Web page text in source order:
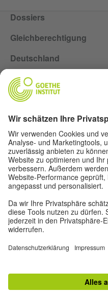
Dossiers
Gleichberechtigung
Deutschland
Impressum
Datenschutz
Nutzungsbedingungen
Privatsphäre-
Folge dem Magazin
Andere Magazine des
Gegenüber :
Ruya